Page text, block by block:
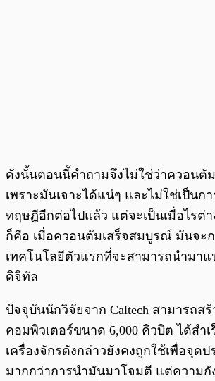
ดังนั้นตอนนี้คำถามจึงไม่ใช่ว่าควอนตั
เพราะมันเจาะได้แน่ๆ และไม่ใช่เป็นก
ทฤษฏีอีกต่อไปแล้ว แต่จะเป็นเมื่อไรต่
ก็คือ เมื่อควอนตัมเสร็จสมบูรณ์ มันจะ
เทคโนโลยีตัวแรกที่จะสามารถนำมาแ
ดิจิทัล
ปัจจุบันนักวิจัยจาก Caltech สามารถส
คอมพิวเตอร์ขนาด 6,000 คิวบิต ได้สำ
เครื่องจักรดังกล่าวยังคงถูกใช้เพื่อจุดป
มากกว่าการนำมันมาโจมตี แต่ความกั